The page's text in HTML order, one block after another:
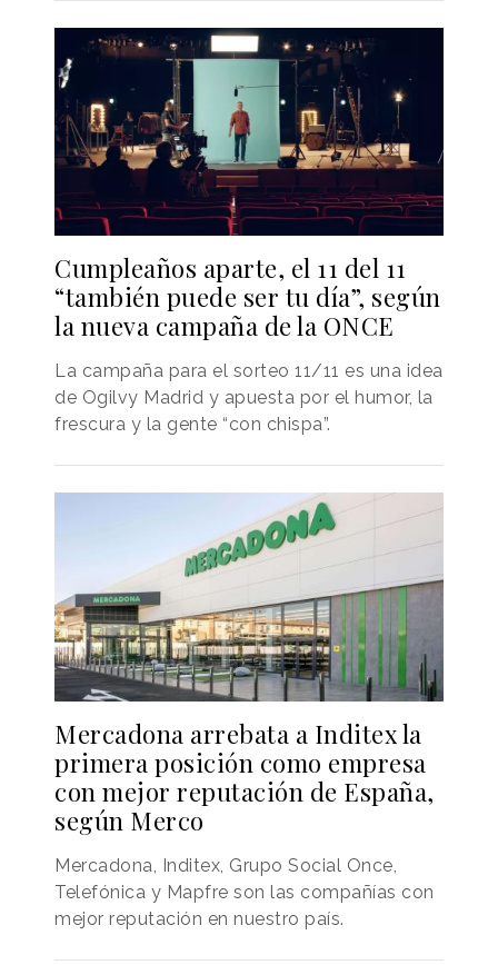
Cumpleaños aparte, el 11 del 11
“también puede ser tu día”, según
la nueva campaña de la ONCE
La campaña para el sorteo 11/11 es una idea
de Ogilvy Madrid y apuesta por el humor, la
frescura y la gente “con chispa”.
Mercadona arrebata a Inditex la
primera posición como empresa
con mejor reputación de España,
según Merco
Mercadona, Inditex, Grupo Social Once,
Telefónica y Mapfre son las compañías con
mejor reputación en nuestro país.